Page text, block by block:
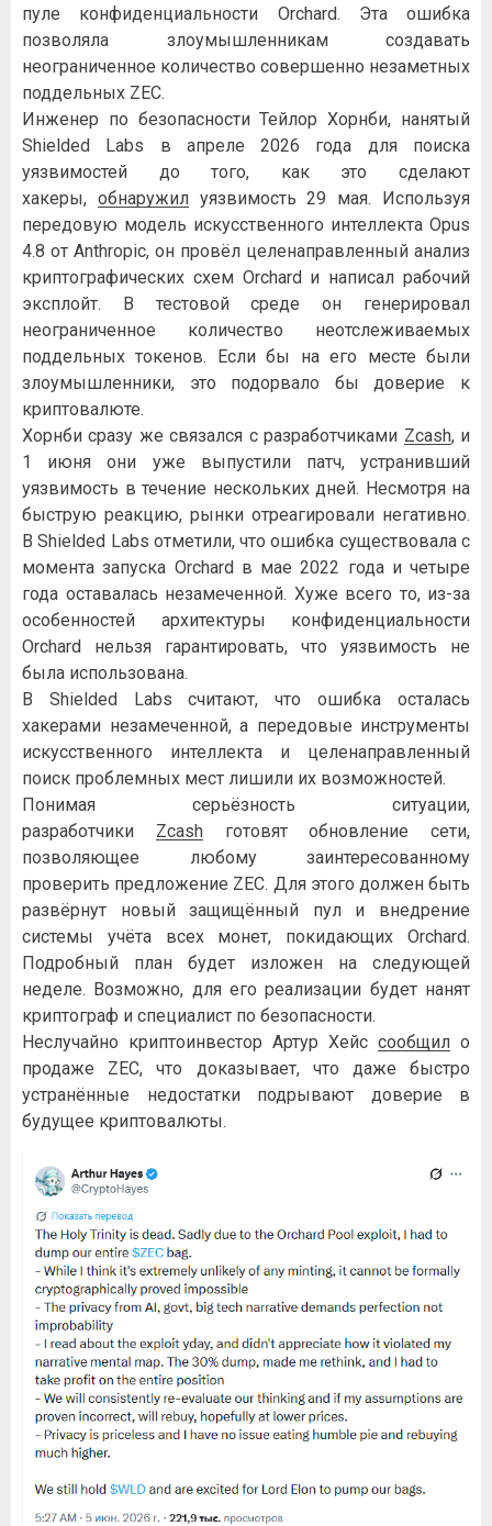
пуле конфиденциальности Orchard. Эта ошибка
позволяла злоумышленникам создавать
неограниченное количество совершенно незаметных
поддельных ZEC.
Инженер по безопасности Тейлор Хорнби, нанятый
Shielded Labs в апреле 2026 года для поиска
уязвимостей до того, как это сделают
хакеры, обнаружилуязвимость 29 мая. Используя
передовую модель искусственного интеллекта Opus
4.8 от Anthropic, он провёл целенаправленный анализ
криптографических схем Orchard и написал рабочий
эксплойт. В тестовой среде он генерировал
неограниченное количество неотслеживаемых
поддельных токенов. Если бы на его месте были
злоумышленники, это подорвало бы доверие к
криптовалюте.
Хорнби сразу же связался с разработчиками Zcash, и
1 июня они уже выпустили патч, устранивший
уязвимость в течение нескольких дней. Несмотря на
быструю реакцию, рынки отреагировали негативно.
В Shielded Labs отметили, что ошибка существовала с
момента запуска Orchard в мае 2022 года и четыре
года оставалась незамеченной. Хуже всего то, из-за
особенностей архитектуры конфиденциальности
Orchard нельзя гарантировать, что уязвимость не
была использована.
В Shielded Labs считают, что ошибка осталась
хакерами незамеченной, а передовые инструменты
искусственного интеллекта и целенаправленный
поиск проблемных мест лишили их возможностей.
Понимая серьёзность ситуации,
разработчики Zcashготовят обновление сети,
позволяющее любому заинтересованному
проверить предложение ZEC. Для этого должен быть
развёрнут новый защищённый пул и внедрение
системы учёта всех монет, покидающих Orchard.
Подробный план будет изложен на следующей
неделе. Возможно, для его реализации будет нанят
криптограф и специалист по безопасности.
Неслучайно криптоинвестор Артур Хейс сообщил о
продаже ZEC, что доказывает, что даже быстро
устранённые недостатки подрывают доверие в
будущее криптовалюты.